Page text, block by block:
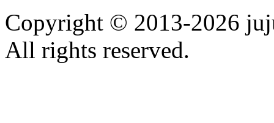
Copyright © 2013-2026
All rights reserved.